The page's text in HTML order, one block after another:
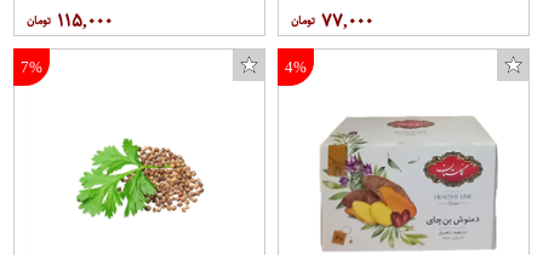
۷۷,۰۰۰ ۱۱۵,۰۰۰
4%
7%